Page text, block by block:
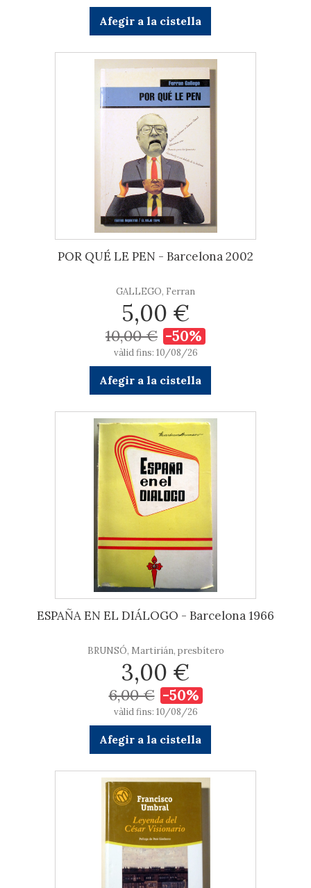
Afegir a la cistella
POR QUÉ LE PEN - Barcelona 2002
GALLEGO, Ferran
5,00 €
10,00 € -50%
vàlid fins: 10/08/26
Afegir a la cistella
ESPAÑA EN EL DIÁLOGO - Barcelona 1966
BRUNSÓ, Martirián, presbítero
3,00 €
6,00 € -50%
vàlid fins: 10/08/26
Afegir a la cistella